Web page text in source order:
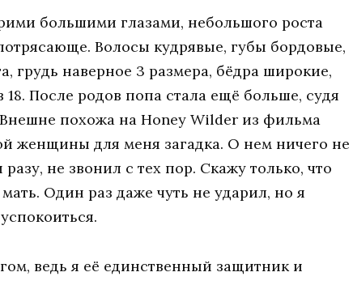
большими глазами, небольшого роста
Волосы кудрявые, губы бордовые,
грудь наверное 3 размера, бёдра широкие,
После родов попа стала ещё больше, судя
похожа на Honey Wilder из фильма
женщины для меня загадка. О нем ничего не
не звонил с тех пор. Скажу только, что
Один раз даже чуть не ударил, но я
ведь я её единственный защитник и